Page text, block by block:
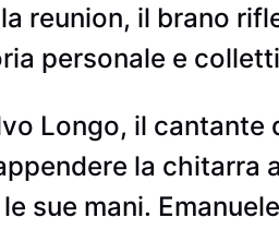
reunion, il brano
personale e
Longo, il cantante
la chitarra
sue mani.